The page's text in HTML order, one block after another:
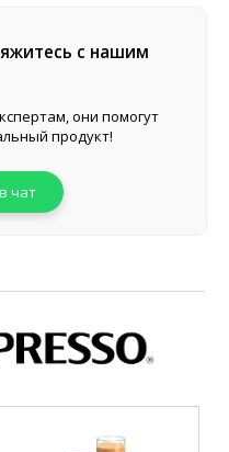
с нашим
они помогут
продукт!
чат